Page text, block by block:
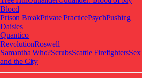
Blood
Prison BreakPrivate PracticePsychPushing
Daisies
Quantico
RevolutionRoswell
Samantha Who?ScrubsSeattle FirefightersSex
and the City